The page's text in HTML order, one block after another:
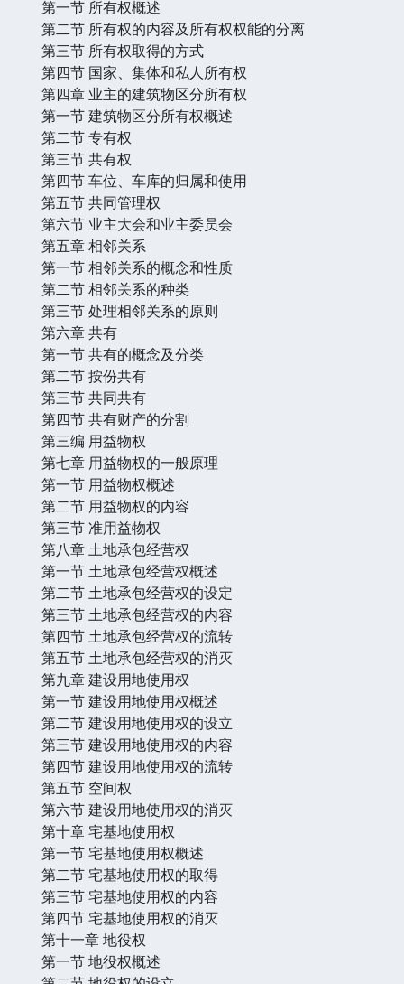
第一节 所有权概述
第二节 所有权的内容及所有权权能的分离
第三节 所有权取得的方式
第四节 国家、集体和私人所有权
第四章 业主的建筑物区分所有权
第一节 建筑物区分所有权概述
第二节 专有权
第三节 共有权
第四节 车位、车库的归属和使用
第五节 共同管理权
第六节 业主大会和业主委员会
第五章 相邻关系
第一节 相邻关系的概念和性质
第二节 相邻关系的种类
第三节 处理相邻关系的原则
第六章 共有
第一节 共有的概念及分类
第二节 按份共有
第三节 共同共有
第四节 共有财产的分割
第三编 用益物权
第七章 用益物权的一般原理
第一节 用益物权概述
第二节 用益物权的内容
第三节 准用益物权
第八章 土地承包经营权
第一节 土地承包经营权概述
第二节 土地承包经营权的设定
第三节 土地承包经营权的内容
第四节 土地承包经营权的流转
第五节 土地承包经营权的消灭
第九章 建设用地使用权
第一节 建设用地使用权概述
第二节 建设用地使用权的设立
第三节 建设用地使用权的内容
第四节 建设用地使用权的流转
第五节 空间权
第六节 建设用地使用权的消灭
第十章 宅基地使用权
第一节 宅基地使用权概述
第二节 宅基地使用权的取得
第三节 宅基地使用权的内容
第四节 宅基地使用权的消灭
第十一章 地役权
第一节 地役权概述